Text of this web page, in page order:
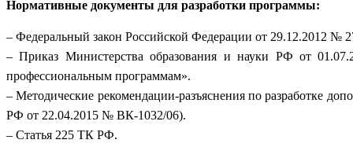
Нормативные документы для разработки программы:
– Федеральный закон Российской Федерации от 29.12.2012 №
– Приказ Министерства образования и науки РФ от
профессиональным программам».
– Методические рекомендации-разъяснения по разработке
РФ от 22.04.2015 № ВК-1032/06).
– Статья 225 ТК РФ.